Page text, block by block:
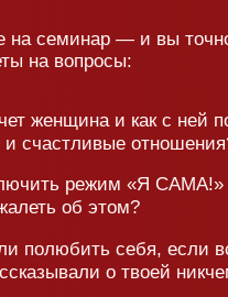
ограничено 2 часами, поэтому
не сможет ответить
Будьте смелее: пишите